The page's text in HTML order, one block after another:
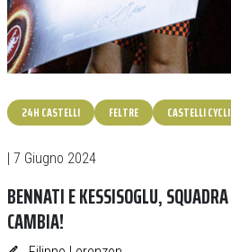
24H CASTELLI FELTRE CASTELLI
| 7 Giugno 2024
BENNATI E KESSISOGLU,
CAMBIA!